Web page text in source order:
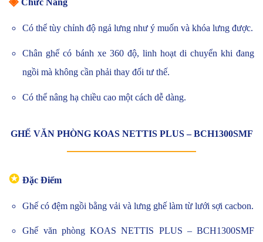
Chức Năng
Có thể tùy chỉnh độ ngả lưng như ý muốn và khóa lưng được.
Chân ghế có bánh xe 360 độ, linh hoạt di chuyển khi đang
ngồi mà không cần phải thay đổi tư thế.
Có thể nâng hạ chiều cao một cách dễ dàng.
GHẾ VĂN PHÒNG KOAS NETTIS PLUS – BCH1300SMF
✪ Đặc Điểm
Ghế có đệm ngồi bằng vải và lưng ghế làm từ lưới sợi cacbon.
Ghế văn phòng KOAS NETTIS PLUS – BCH1300SMF